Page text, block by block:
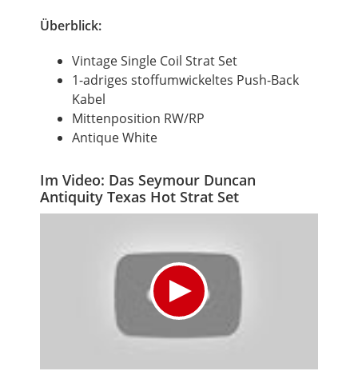
Überblick:
Vintage Single Coil Strat Set
1-adriges stoffumwickeltes Push-Back
Kabel
Mittenposition RW/RP
Antique White
Im Video: Das Seymour Duncan
Antiquity Texas Hot Strat Set